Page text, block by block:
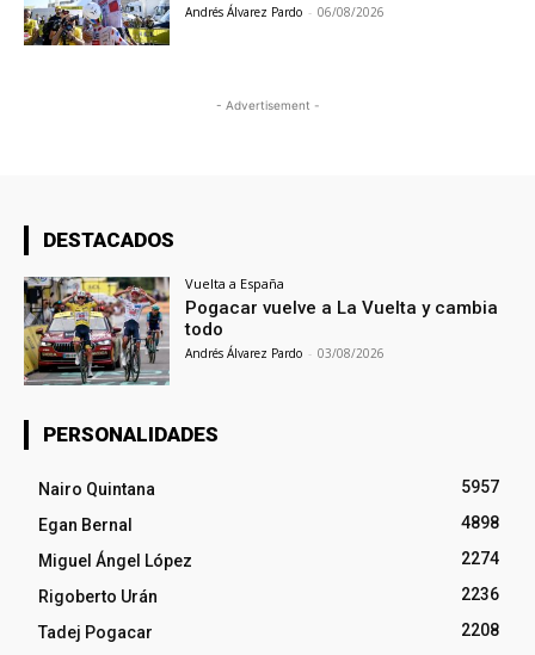
Andrés Álvarez Pardo - 06/08/2026
- Advertisement -
DESTACADOS
Vuelta a España
Pogacar vuelve a La Vuelta y cambia
todo
Andrés Álvarez Pardo - 03/08/2026
PERSONALIDADES
Nairo Quintana
5957
Egan Bernal
4898
Miguel Ángel López
2274
Rigoberto Urán
2236
Tadej Pogacar
2208